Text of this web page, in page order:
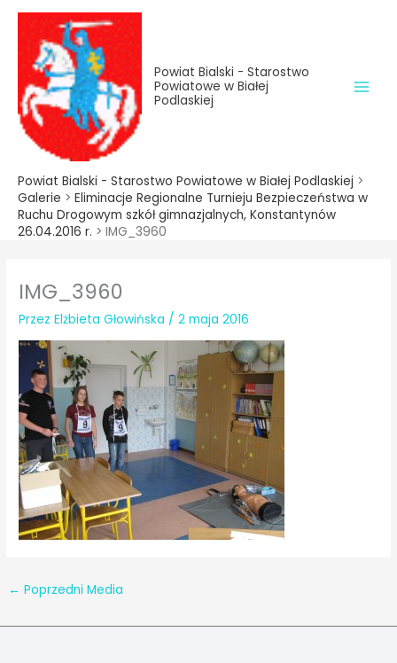
treści
Przejdź
treści
Powiat Bialski - Starostwo
Powiatowe w Białej
Podlaskiej
Powiat Bialski - Starostwo Powiatowe w Białej Podlaskiej >
Galerie > Eliminacje Regionalne Turnieju Bezpieczeństwa w
Ruchu Drogowym szkół gimnazjalnych, Konstantynów
26.04.2016 r. > IMG_3960
IMG_3960
PrzezElżbieta Głowińska /2 maja 2016
← Poprzedni Media